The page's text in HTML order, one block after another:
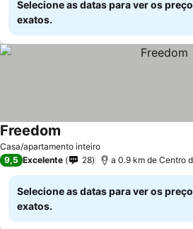
Selecione as datas para ver os
exatos.
Casa/apartamento inteiro
Freedom
9,5 Excelente 28 a 0.9 km de Centro
Selecione as datas para ver os
exatos.